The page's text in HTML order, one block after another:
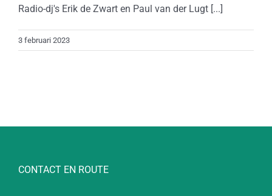
Radio-dj's Erik de Zwart en Paul van der Lugt [...]
3 februari 2023
CONTACT EN ROUTE